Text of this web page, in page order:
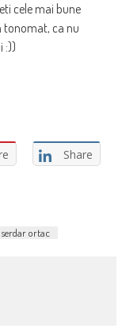
cele mai bune
tonomat, ca nu
:))
Share
serdar ortac